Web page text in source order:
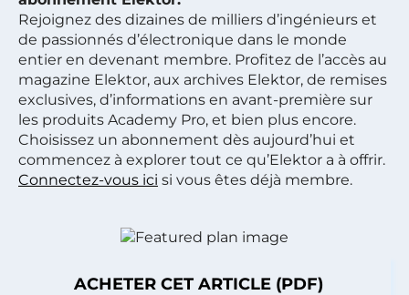
Rejoignez des dizaines de milliers d’ingénieurs et
de passionnés d’électronique dans le monde
entier en devenant membre. Profitez de l’accès au
magazine Elektor, aux archives Elektor, de remises
exclusives, d’informations en avant-première sur
les produits Academy Pro, et bien plus encore.
Choisissez un abonnement dès aujourd’hui et
commencez à explorer tout ce qu’Elektor a à offrir.
Connectez-vous ici si vous êtes déjà membre.
ACHETER CET ARTICLE (PDF)